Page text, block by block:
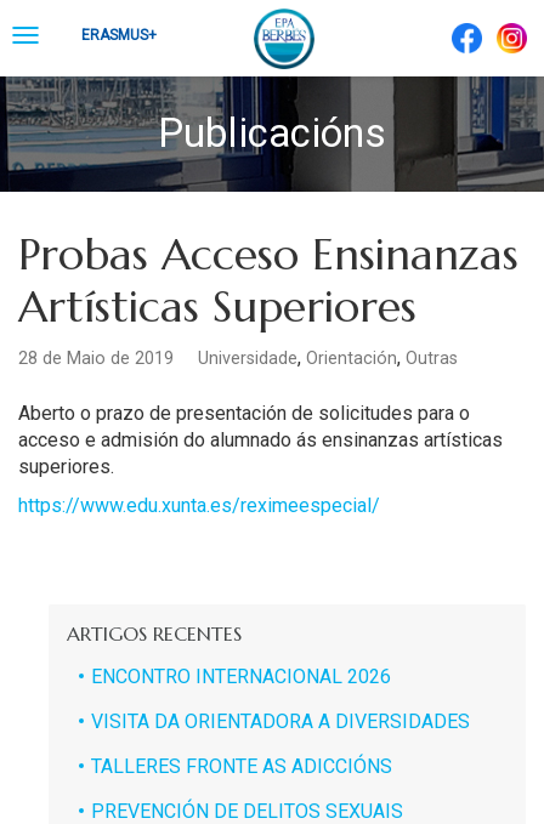
to ToggleERASMUS+
Publicacións
Probas Acceso Ensinanzas
Artísticas Superiores
28 de Maio de 2019 Universidade, Orientación, Outras
Aberto o prazo de presentación de solicitudes para o
acceso e admisión do alumnado ás ensinanzas artísticas
superiores.
https://www.edu.xunta.es/reximeespecial/
ARTIGOS RECENTES
ENCONTRO INTERNACIONAL 2026
VISITA DA ORIENTADORA A DIVERSIDADES
TALLERES FRONTE AS ADICCIÓNS
PREVENCIÓN DE DELITOS SEXUAIS